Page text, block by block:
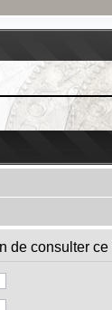
de consulter ce